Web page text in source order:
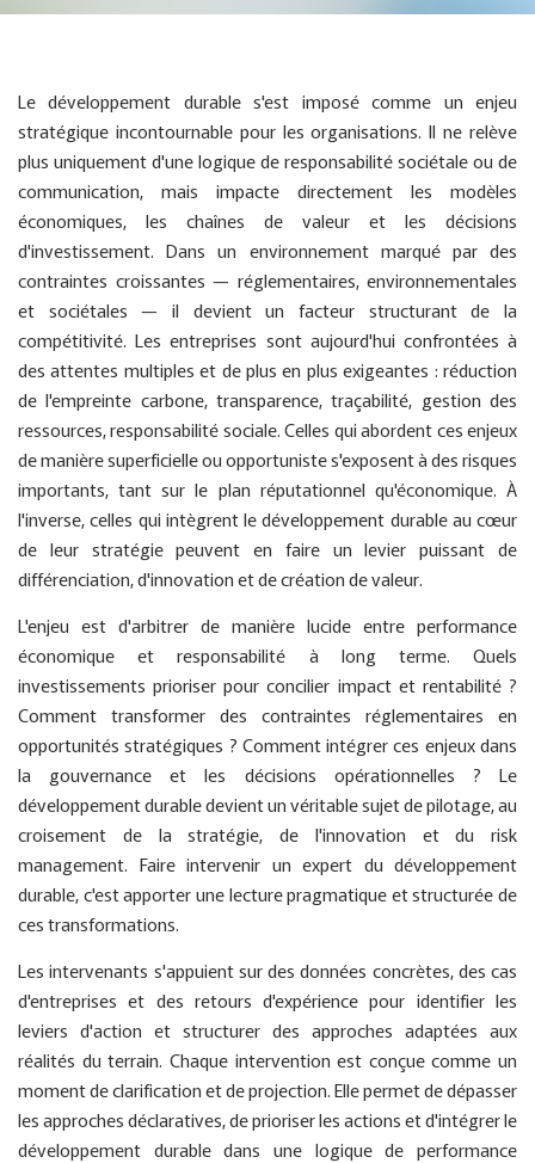
Le développement durable s'est imposé comme un enjeu
stratégique incontournable pour les organisations. Il ne relève
plus uniquement d'une logique de responsabilité sociétale ou de
communication, mais impacte directement les modèles
économiques, les chaînes de valeur et les décisions
d'investissement. Dans un environnement marqué par des
contraintes croissantes — réglementaires, environnementales
et sociétales — il devient un facteur structurant de la
compétitivité. Les entreprises sont aujourd'hui confrontées à
des attentes multiples et de plus en plus exigeantes : réduction
de l'empreinte carbone, transparence, traçabilité, gestion des
ressources, responsabilité sociale. Celles qui abordent ces enjeux
de manière superficielle ou opportuniste s'exposent à des risques
importants, tant sur le plan réputationnel qu'économique. À
l'inverse, celles qui intègrent le développement durable au cœur
de leur stratégie peuvent en faire un levier puissant de
différenciation, d'innovation et de création de valeur.
L'enjeu est d'arbitrer de manière lucide entre performance
économique et responsabilité à long terme. Quels
investissements prioriser pour concilier impact et rentabilité ?
Comment transformer des contraintes réglementaires en
opportunités stratégiques ? Comment intégrer ces enjeux dans
la gouvernance et les décisions opérationnelles ? Le
développement durable devient un véritable sujet de pilotage, au
croisement de la stratégie, de l'innovation et du risk
management. Faire intervenir un expert du développement
durable, c'est apporter une lecture pragmatique et structurée de
ces transformations.
Les intervenants s'appuient sur des données concrètes, des cas
d'entreprises et des retours d'expérience pour identifier les
leviers d'action et structurer des approches adaptées aux
réalités du terrain. Chaque intervention est conçue comme un
moment de clarification et de projection. Elle permet de dépasser
les approches déclaratives, de prioriser les actions et d'intégrer le
développement durable dans une logique de performance